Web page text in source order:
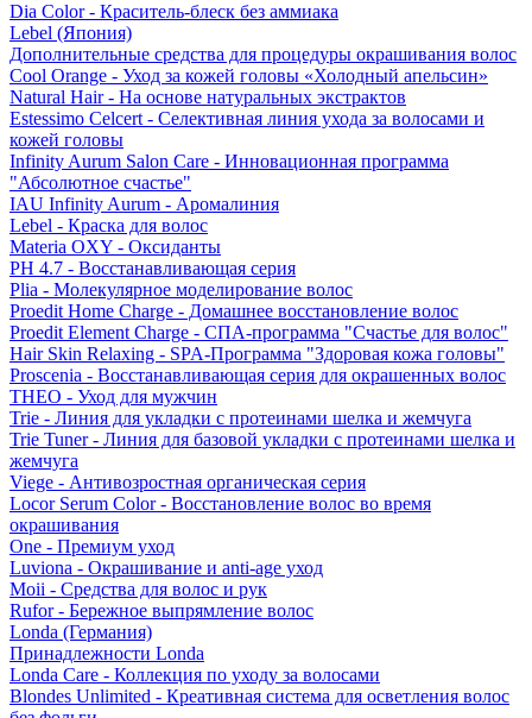
Dia Color - Краситель-блеск без аммиака
Lebel (Япония)
Дополнительные средства для процедуры окрашивания волос
Cool Orange - Уход за кожей головы «Холодный апельсин»
Natural Hair - На основе натуральных экстрактов
Estessimo Celcert - Селективная линия ухода за волосами и
кожей головы
Infinity Aurum Salon Care - Инновационная программа
"Абсолютное счастье"
IAU Infinity Aurum - Аромалиния
Lebel - Краска для волос
Materia OXY - Оксиданты
PH 4.7 - Восстанавливающая серия
Plia - Молекулярное моделирование волос
Proedit Home Charge - Домашнее восстановление волос
Proedit Element Charge - СПА-программа "Счастье для волос"
Hair Skin Relaxing - SPA-Программа "Здоровая кожа головы"
Proscenia - Восстанавливающая серия для окрашенных волос
THEO - Уход для мужчин
Trie - Линия для укладки с протеинами шелка и жемчуга
Trie Tuner - Линия для базовой укладки с протеинами шелка и
жемчуга
Viege - Антивозростная органическая серия
Locor Serum Color - Восстановление волос во время
окрашивания
One - Премиум уход
Luviona - Окрашивание и anti-age уход
Moii - Средства для волос и рук
Rufor - Бережное выпрямление волос
Londa (Германия)
Принадлежности Londa
Londa Care - Коллекция по уходу за волосами
Blondes Unlimited - Креативная система для осветления волос